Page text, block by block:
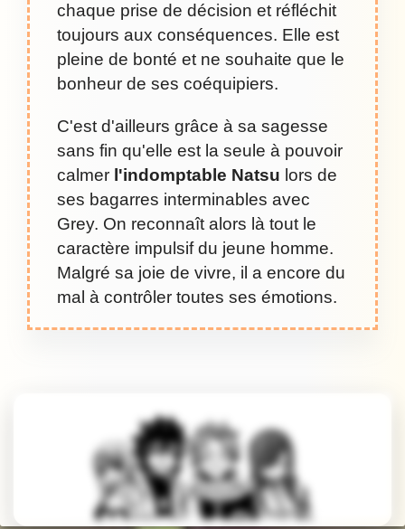
chaque prise de décision et réfléchit
toujours aux conséquences. Elle est
pleine de bonté et ne souhaite que le
bonheur de ses coéquipiers.
C'est d'ailleurs grâce à sa sagesse
sans fin qu'elle est la seule à pouvoir
calmer l'indomptable Natsu lors de
ses bagarres interminables avec
Grey. On reconnaît alors là tout le
caractère impulsif du jeune homme.
Malgré sa joie de vivre, il a encore du
mal à contrôler toutes ses émotions.